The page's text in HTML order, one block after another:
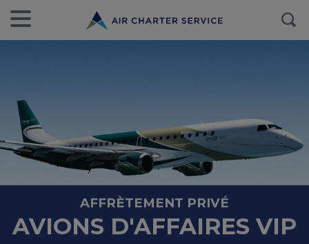
AFFRÈTEMENT PRIVÉ
AVIONS D'AFFAIRES VIP